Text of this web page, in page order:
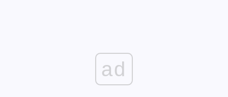
ad